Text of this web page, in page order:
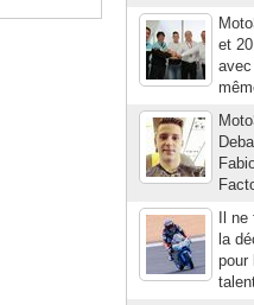
et
Il
la
pour